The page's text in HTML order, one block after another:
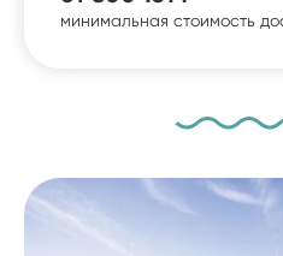
минимальная стоимость